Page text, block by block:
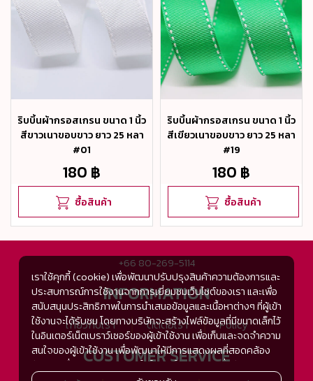
ริบบิ้นผ้ากรอสเกรน ขนาด 1 นิ้ว
สีขาวเนาขอบขาว ยาว 25 หลา
#01
180 ฿
ซื้อสินค้า
ริบบิ้นผ้ากรอสเกรน ขนาด 1 นิ้ว
สีเขียวเนาขอบขาว ยาว 25 หลา
#19
180 ฿
ซื้อสินค้า
+66 80-269-5114
INFORMATION
เกี่ยวกับเรา ติดต่อเรา Policy
CUSTOMER SERVICE
เราใช้คุกกี้ (cookie) เพื่อพัฒนาปรับปรุงสินค้าความต้องการและ
ประสบการณ์การใช้งานจากการเยี่ยมชมเว็บไซต์ของเรา และเพื่อ
สนับสนุนประสิทธิภาพในการนำเสนอข้อมูลและเนื้อหาต่างๆ ที่ผู้เข้า
ใช้งานจะได้รับชม โดยทางบริษัทจะสร้างไฟล์ข้อมูลที่มีขนาดเล็กไว้
ในอินเตอร์เน็ตเบราว์เซอร์ของผู้เข้าใช้งาน เพื่อเก็บและจดจำความ
สนใจของผู้เข้าใช้งาน เพื่อพัฒนาให้มีการแสดงผลที่สอดคล้อง
กับความชื่นชอบและความสนใจในการใช้งาน และเพื่อพัฒนา